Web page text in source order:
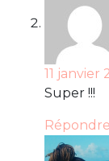
11 janvier
Super !!!
Répondre